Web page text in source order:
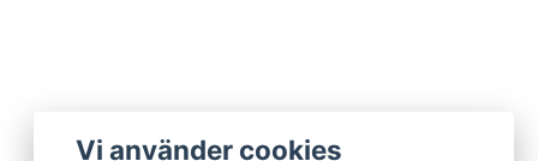
Vi använder cookies